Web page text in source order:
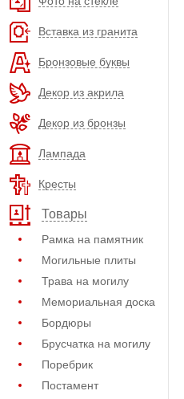
Вставка из гранита
Бронзовые буквы
Декор из акрила
Декор из бронзы
Лампада
Кресты
Товары
Рамка на памятник
Могильные плиты
Трава на могилу
Мемориальная доска
Бордюры
Брусчатка на могилу
Поребрик
Постамент